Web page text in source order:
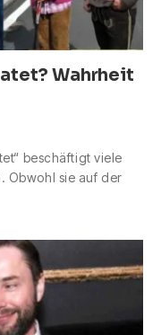
Wahrheit
beschäftigt viele
Obwohl sie auf der